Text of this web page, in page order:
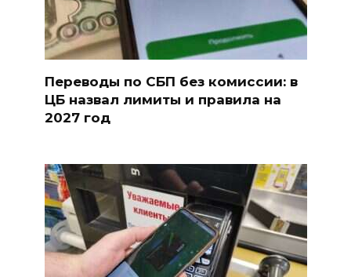
Переводы по СБП без комиссии: в
ЦБ назвал лимиты и правила на
2027 год